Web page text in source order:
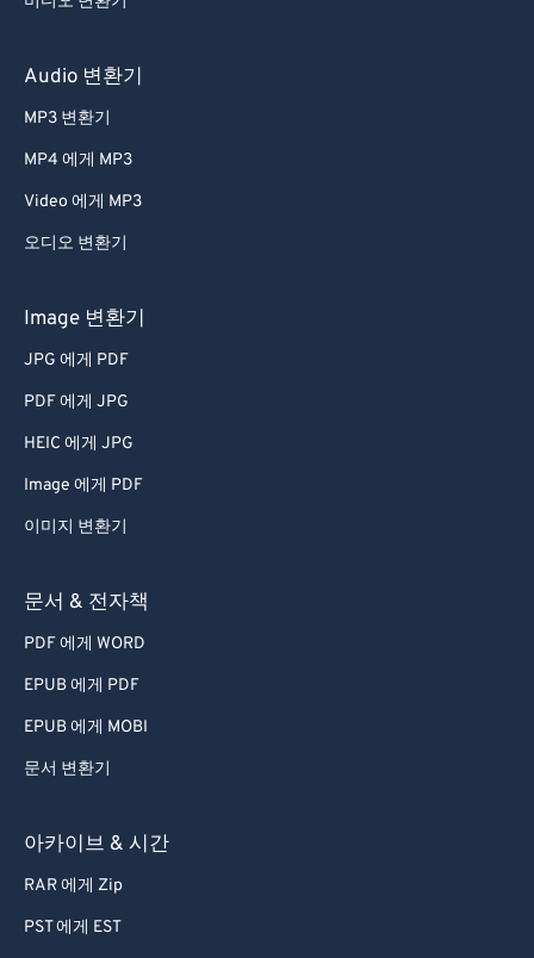
Audio 변환기
MP3 변환기
MP4 에게 MP3
Video 에게 MP3
오디오 변환기
Image 변환기
JPG 에게 PDF
PDF 에게 JPG
HEIC 에게 JPG
Image 에게 PDF
이미지 변환기
문서 & 전자책
PDF 에게 WORD
EPUB 에게 PDF
EPUB 에게 MOBI
문서 변환기
아카이브 & 시간
RAR 에게 Zip
PST 에게 EST